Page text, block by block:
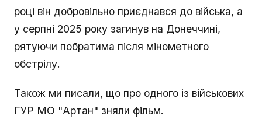
році він добровільно приєднався до війська, а
у серпні 2025 року загинув на Донеччині,
рятуючи побратима після мінометного
обстрілу.
Також ми писали, що про одного із військових
ГУР МО "Артан" зняли фільм.